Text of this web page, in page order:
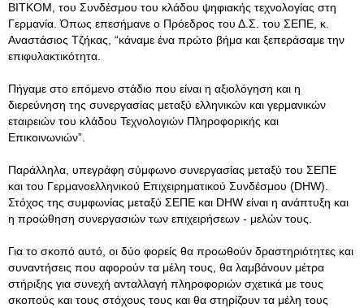
ΒITKOM, του Συνδέσμου του κλάδου ψηφιακής τεχνολογίας στη
Γερμανία. Όπως επεσήμανε ο Πρόεδρος του Δ.Σ. του ΣΕΠΕ, κ.
Αναστάσιος Τζήκας, “κάναμε ένα πρώτο βήμα και ξεπεράσαμε την
επιφυλακτικότητα.
Πήγαμε στο επόμενο στάδιο που είναι η αξιολόγηση και η
διερεύνηση της συνεργασίας μεταξύ ελληνικών και γερμανικών
εταιρειών του κλάδου Τεχνολογιών Πληροφορικής και
Επικοινωνιών”.
Παράλληλα, υπεγράφη σύμφωνο συνεργασίας μεταξύ του ΣΕΠΕ
και του Γερμανοελληνικού Επιχειρηματικού Συνδέσμου (DHW).
Στόχος της συμφωνίας μεταξύ ΣΕΠΕ και DHW είναι η ανάπτυξη και
η προώθηση συνεργασιών των επιχειρήσεων - μελών τους.
Για το σκοπό αυτό, οι δύο φορείς θα προωθούν δραστηριότητες και
συναντήσεις που αφορούν τα μέλη τους, θα λαμβάνουν μέτρα
στήριξης για συνεχή ανταλλαγή πληροφοριών σχετικά με τους
σκοπούς και τους στόχους τους και θα στηρίζουν τα μέλη τους